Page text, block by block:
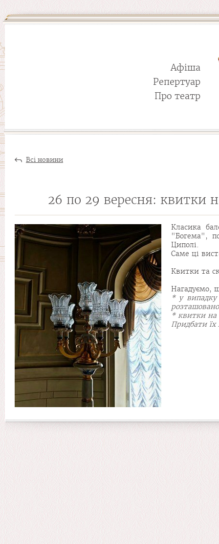
Афіша
Репертуар
Про театр
Всі новини
26 по 29 вересня: квитки
Класика
"Богема",
Циполі.
Саме ці
Квитки та
Нагадуємо,
* у випадку
* квитки на
Придбати